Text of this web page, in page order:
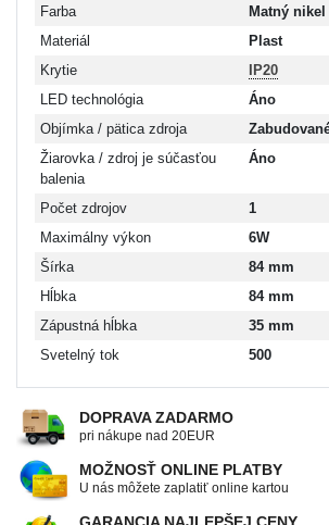
Farba
Matný nikel
Materiál
Plast
Krytie
IP20
LED technológia
Áno
Objímka / pätica zdroja
Žiarovka / zdroj je súčasťou
balenia
Áno
Počet zdrojov
1
Maximálny výkon
6W
Šírka
84 mm
Hĺbka
84 mm
Zápustná hĺbka
35 mm
Svetelný tok
500
DOPRAVA ZADARMO
pri nákupe nad 20EUR
MOŽNOSŤ ONLINE PLATBY
U nás môžete zaplatiť online kartou
GARANCIA NAJLEPŠEJ CENY